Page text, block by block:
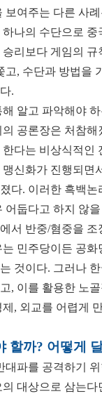
보여주는 다른 사
나의 수단으로
리보다 게임의
고, 수단과 방법을
.
알고 파악해야
공론장은 처참
다는 비상식적인
신화가 진행되면
다. 이러한 흑백
어둡다고 하지 않
서 반중/혐중을
민주당이든 공
것이다. 그러나
, 이를 활용한 노
, 외교를 어렵게
할까? 어떻게
대파를 공격하기
대상으로 삼는